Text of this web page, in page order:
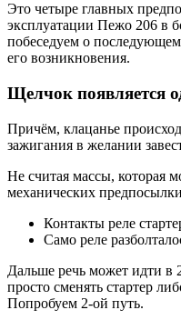
Это четыре главных
эксплуатации Пежо 206 в
побеседуем о
его возникновения.
Щелчок появляется
Причём, клацанье
зажигания в желании
Не считая массы, которая
механических
Контакты реле
Само реле
Дальше речь может идти в
просто сменять стартер
Попробуем 2-ой путь.